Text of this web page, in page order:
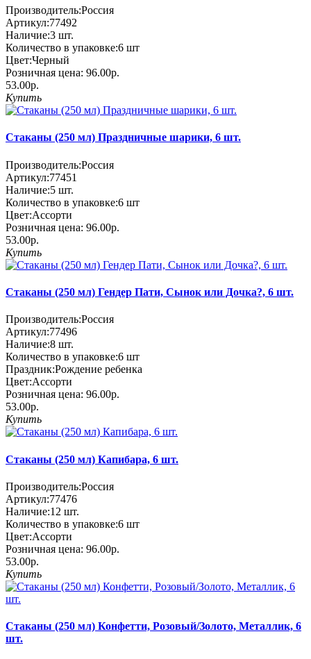
Производитель:Россия
Артикул:77492
Наличие:3 шт.
Количество в упаковке:6 шт
Цвет:Черный
Розничная цена: 96.00р.
53.00р.
Купить
Стаканы (250 мл) Праздничные шарики, 6 шт.
Производитель:Россия
Артикул:77451
Наличие:5 шт.
Количество в упаковке:6 шт
Цвет:Ассорти
Розничная цена: 96.00р.
53.00р.
Купить
Стаканы (250 мл) Гендер Пати, Сынок или Дочка?, 6 шт.
Производитель:Россия
Артикул:77496
Наличие:8 шт.
Количество в упаковке:6 шт
Праздник:Рождение ребенка
Цвет:Ассорти
Розничная цена: 96.00р.
53.00р.
Купить
Стаканы (250 мл) Капибара, 6 шт.
Производитель:Россия
Артикул:77476
Наличие:12 шт.
Количество в упаковке:6 шт
Цвет:Ассорти
Розничная цена: 96.00р.
53.00р.
Купить
Стаканы (250 мл) Конфетти, Розовый/Золото, Металлик, 6
шт.